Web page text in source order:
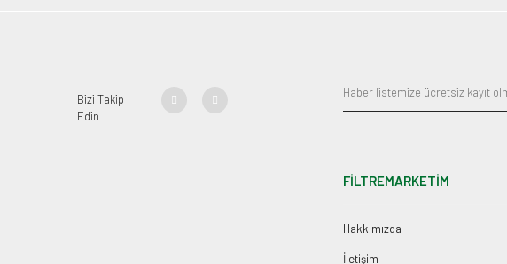
Bizi Takip
Edin
FİLTREMARKETİM
Hakkımızda
İletişim